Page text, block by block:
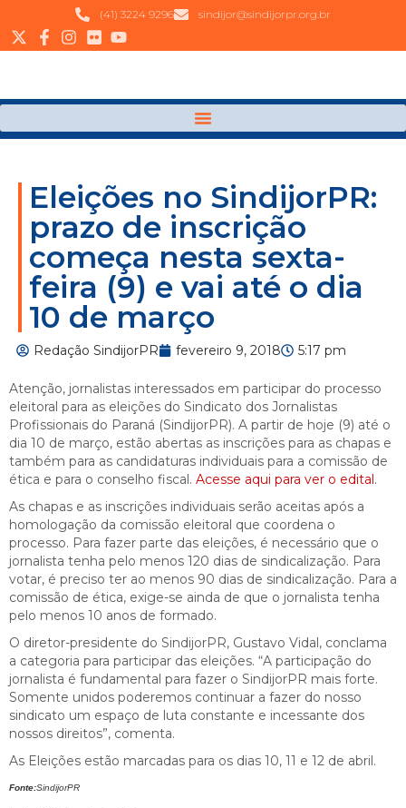
(41) 3224 9296 sindijor@sindijorpr.org.br
Eleições no SindijorPR:
prazo de inscrição
começa nesta sexta-
feira (9) e vai até o dia
10 de março
Redação SindijorPR fevereiro 9, 2018 5:17 pm
Atenção, jornalistas interessados em participar do processo
eleitoral para as eleições do Sindicato dos Jornalistas
Profissionais do Paraná (SindijorPR). A partir de hoje (9) até o
dia 10 de março, estão abertas as inscrições para as chapas e
também para as candidaturas individuais para a comissão de
ética e para o conselho fiscal. Acesse aqui para ver o edital.
As chapas e as inscrições individuais serão aceitas após a
homologação da comissão eleitoral que coordena o
processo. Para fazer parte das eleições, é necessário que o
jornalista tenha pelo menos 120 dias de sindicalização. Para
votar, é preciso ter ao menos 90 dias de sindicalização. Para a
comissão de ética, exige-se ainda de que o jornalista tenha
pelo menos 10 anos de formado.
O diretor-presidente do SindijorPR, Gustavo Vidal, conclama
a categoria para participar das eleições. “A participação do
jornalista é fundamental para fazer o SindijorPR mais forte.
Somente unidos poderemos continuar a fazer do nosso
sindicato um espaço de luta constante e incessante dos
nossos direitos”, comenta.
As Eleições estão marcadas para os dias 10, 11 e 12 de abril.
Fonte:SindijorPR